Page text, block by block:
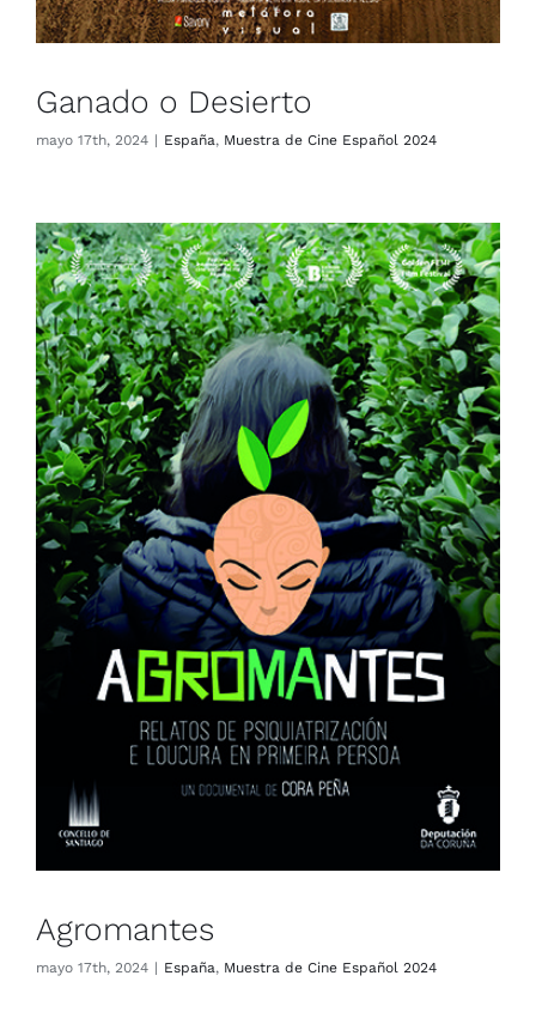
Ganado o Desierto
mayo 17th, 2024 | España, Muestra de Cine Español 2024
Agromantes
España Muestra de Cine Español 2024
Agromantes
mayo 17th, 2024 | España, Muestra de Cine Español 2024